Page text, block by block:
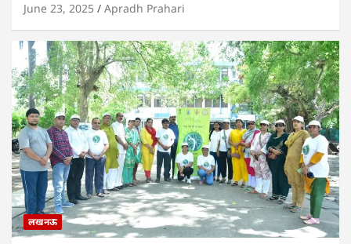
June 23, 2025 Apradh Prahari
लखनऊ